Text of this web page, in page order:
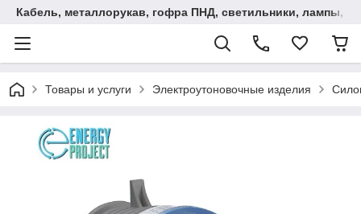
Кабель, металлорукав, гофра ПНД, cветильники, лампы, и
Товары и услуги Электроутоновочные изделия